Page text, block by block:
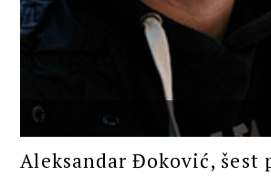
POEZIJA
Aleksandar Đoković, šest